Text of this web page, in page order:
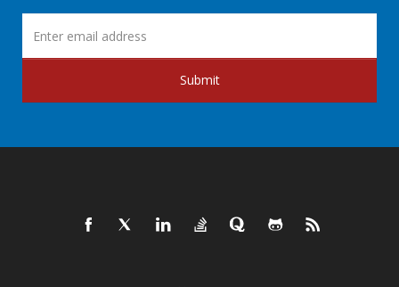
Submit